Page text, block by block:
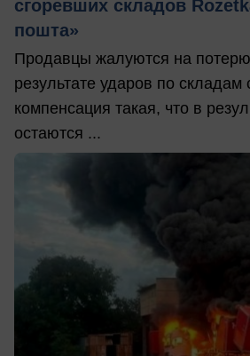
сгоревших складов
пошта»
Продавцы жалуются на
результате ударов по складам
компенсация такая, что в
остаются ...